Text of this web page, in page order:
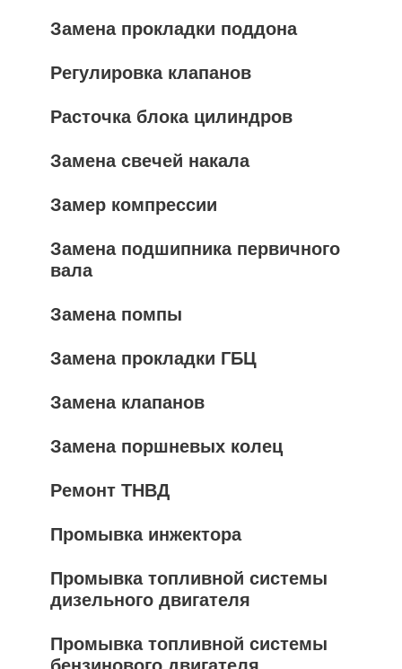
Замена прокладки поддона
Регулировка клапанов
Расточка блока цилиндров
Замена свечей накала
Замер компрессии
Замена подшипника первичного
вала
Замена помпы
Замена прокладки ГБЦ
Замена клапанов
Замена поршневых колец
Ремонт ТНВД
Промывка инжектора
Промывка топливной системы
дизельного двигателя
Промывка топливной системы